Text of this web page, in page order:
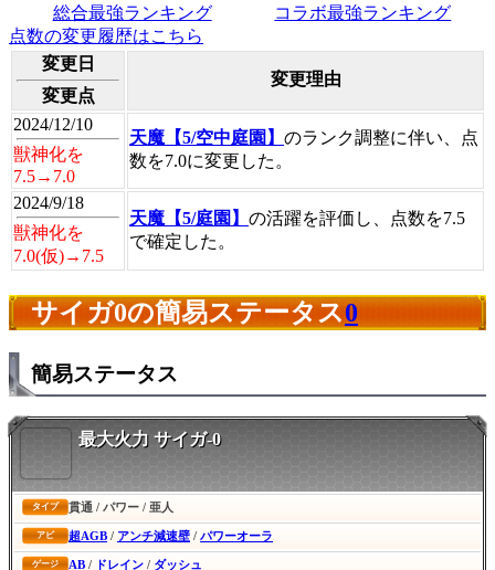
総合最強ランキング
コラボ最強ランキング
点数の変更履歴はこちら
変更日
変更点
変更理由
2024/12/10
獣神化を
7.5→7.0
天魔【5/空中庭園】 のランク調整に伴い、点
数を7.0に変更した。
2024/9/18
獣神化を
7.0(仮)→7.5
天魔【5/庭園】 の活躍を評価し、点数を7.5
で確定した。
サイガ0の簡易ステータス0
簡易ステータス
最大火力 サイガ-0
タイプ 貫通 / パワー / 亜人
アビ 超AGB / アンチ減速壁 / パワーオーラ
ゲージ AB / ドレイン / ダッシュ